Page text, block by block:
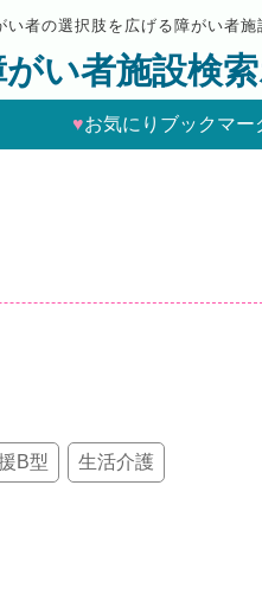
者の選択肢を広げる障がい者施
い者施設検
♥お気にりブックマー
B型 生活介護